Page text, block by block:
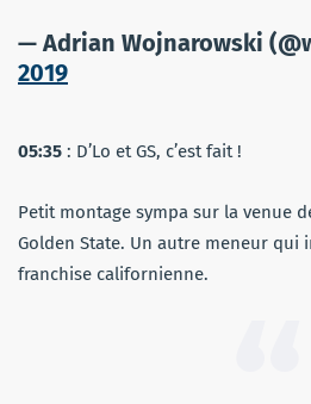
— Adrian Wojnarowski
2019
05:35 : D’Lo et GS, c’est fait !
Petit montage sympa sur la venue
Golden State. Un autre meneur qui
franchise californienne.